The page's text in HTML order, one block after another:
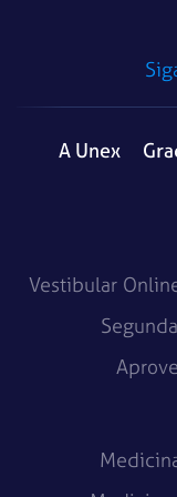
A Unex
Vestibular